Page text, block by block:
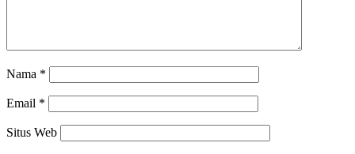
Nama *
Email *
Situs Web